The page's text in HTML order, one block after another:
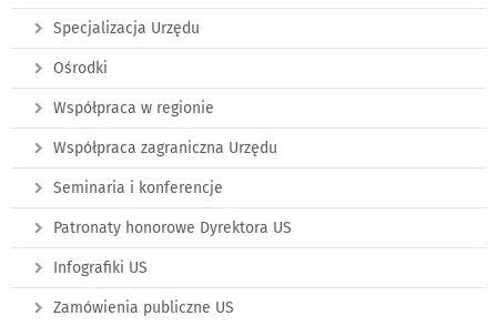
Specjalizacja Urzędu
Ośrodki
Współpraca w regionie
Współpraca zagraniczna Urzędu
Seminaria i konferencje
Patronaty honorowe Dyrektora US
Infografiki US
Zamówienia publiczne US